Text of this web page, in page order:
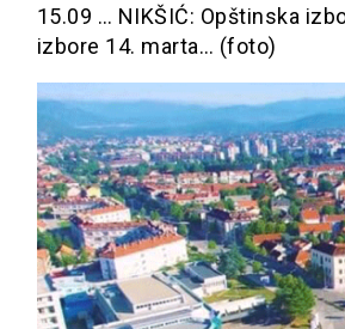
15.09 … NIKŠIĆ: Opštinska
izbore 14. marta… (foto)